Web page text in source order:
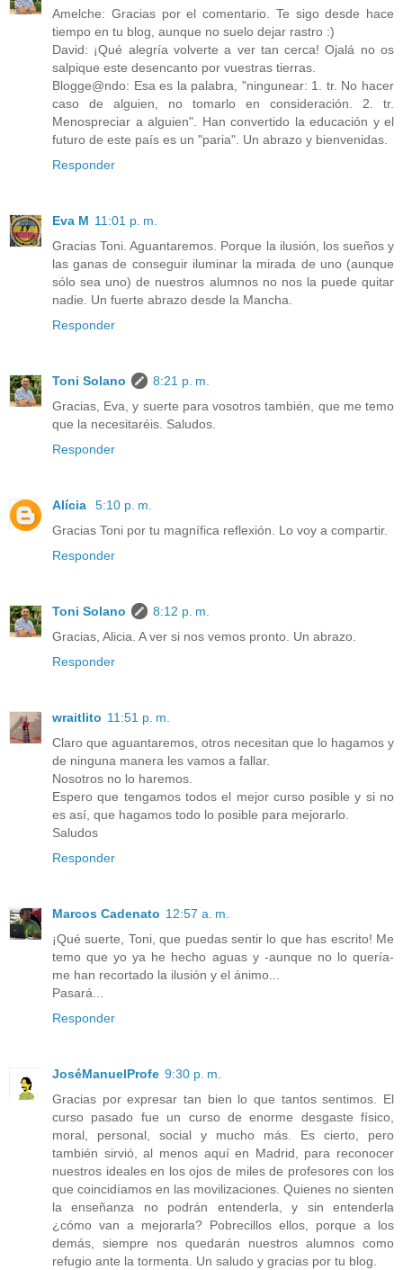
Amelche: Gracias por el comentario. Te sigo desde hace
tiempo en tu blog, aunque no suelo dejar rastro :)
David: ¡Qué alegría volverte a ver tan cerca! Ojalá no os
salpique este desencanto por vuestras tierras.
Blogge@ndo: Esa es la palabra, "ningunear: 1. tr. No hacer
caso de alguien, no tomarlo en consideración. 2. tr.
Menospreciar a alguien". Han convertido la educación y el
futuro de este país es un "paria". Un abrazo y bienvenidas.
Responder
Eva M 11:01 p. m.
Gracias Toni. Aguantaremos. Porque la ilusión, los sueños y
las ganas de conseguir iluminar la mirada de uno (aunque
sólo sea uno) de nuestros alumnos no nos la puede quitar
nadie. Un fuerte abrazo desde la Mancha.
Responder
Toni Solano
8:21 p. m.
Gracias, Eva, y suerte para vosotros también, que me temo
que la necesitaréis. Saludos.
Responder
Alícia
5:10 p. m.
Gracias Toni por tu magnífica reflexión. Lo voy a compartir.
Responder
Toni Solano
8:12 p. m.
Gracias, Alicia. A ver si nos vemos pronto. Un abrazo.
Responder
wraitlito 11:51 p. m.
Claro que aguantaremos, otros necesitan que lo hagamos y
de ninguna manera les vamos a fallar.
Nosotros no lo haremos.
Espero que tengamos todos el mejor curso posible y si no
es así, que hagamos todo lo posible para mejorarlo.
Saludos
Responder
Marcos Cadenato 12:57 a. m.
¡Qué suerte, Toni, que puedas sentir lo que has escrito! Me
temo que yo ya he hecho aguas y -aunque no lo quería-
me han recortado la ilusión y el ánimo...
Pasará...
Responder
JoséManuelProfe 9:30 p. m.
Gracias por expresar tan bien lo que tantos sentimos. El
curso pasado fue un curso de enorme desgaste físico,
moral, personal, social y mucho más. Es cierto, pero
también sirvió, al menos aquí en Madrid, para reconocer
nuestros ideales en los ojos de miles de profesores con los
que coincidíamos en las movilizaciones. Quienes no sienten
la enseñanza no podrán entenderla, y sin entenderla
¿cómo van a mejorarla? Pobrecillos ellos, porque a los
demás, siempre nos quedarán nuestros alumnos como
refugio ante la tormenta. Un saludo y gracias por tu blog.